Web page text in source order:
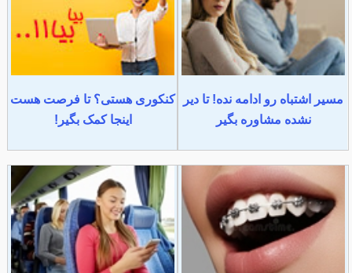
مسیر اشتباه رو ادامه نده! تا دیر
نشده مشاوره بگیر
کنکوری هستی؟ تا فرصت هست
اینجا کمک بگیر!